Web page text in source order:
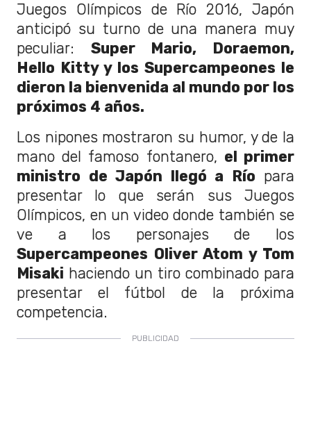
Juegos Olímpicos de Río 2016, Japón
anticipó su turno de una manera muy
peculiar: Super Mario, Doraemon,
Hello Kitty y los Supercampeones le
dieron la bienvenida al mundo por los
próximos 4 años.
Los nipones mostraron su humor, y de la
mano del famoso fontanero, el primer
ministro de Japón llegó a Río para
presentar lo que serán sus Juegos
Olímpicos, en un video donde también se
ve a los personajes de los
Supercampeones Oliver Atom y Tom
Misaki haciendo un tiro combinado para
presentar el fútbol de la próxima
competencia.